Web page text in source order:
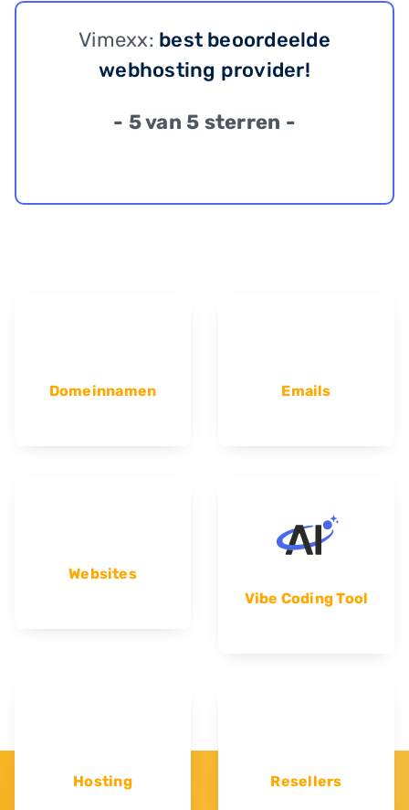
Vimexx: best beoordeelde
webhosting provider!
- 5 van 5 sterren -
Domeinnamen Emails
Websites
Vibe Coding Tool
Hosting Resellers